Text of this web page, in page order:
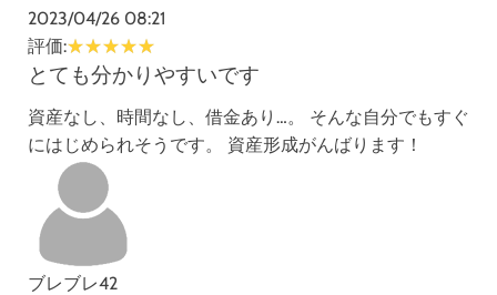
2023/04/26 08:21
評価:
とても分かりやすいです
資産なし、時間なし、借金あり…。 そんな自分でもすぐ
にはじめられそうです。 資産形成がんばります！
ブレブレ42